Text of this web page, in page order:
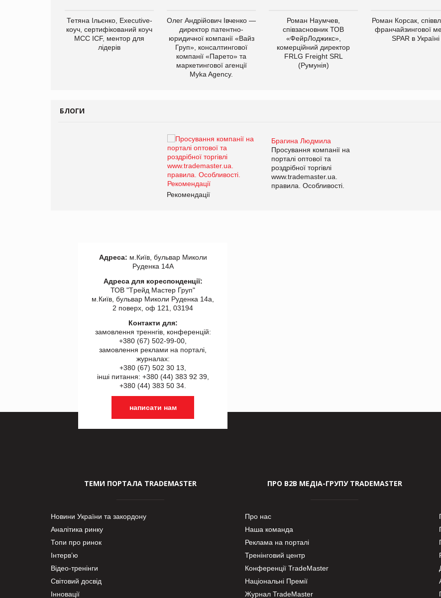
Тетяна Ільєнко, Executive-
коуч, сертифікований коуч
МСС ICF, ментор для
лідерів
Олег Андрійович Івченко —
директор патентно-
юридичної компанії «Вайз
Груп», консалтингової
компанії «Парето» та
маркетингової агенції
Myka Agency.
Роман Наумчев,
співзасновник ТОВ
«ФейрЛоджикс»,
комерційний директор
FRLG Freight SRL
(Румунія)
Роман Корсак,
франчайзингової
SPAR в Україні
БЛОГИ
Брагина Людмила
Просування компанії на
порталі оптової та
роздрібної торгівлі
www.trademaster.ua.
правила. Особливості.
Рекомендації
Адреса: м.Київ, бульвар Миколи
Руденка 14А
Адреса для кореспонденції:
ТОВ "Tрейд Мастер Груп"
м.Київ, бульвар Миколи Руденка 14а,
2 поверх, оф 121, 03194
Контакти для:
замовлення треннгів, конференцій:
+380 (67) 502-99-00,
замовлення реклами на порталі,
журналах:
+380 (67) 502 30 13,
інші питання: +380 (44) 383 92 39,
+380 (44) 383 50 34.
написати нам
ТЕМИ ПОРТАЛА TRADEMASTER
Новини України та закордону
Аналітика ринку
Топи про ринок
Інтерв’ю
Відео-тренінги
Світовий досвід
Інновації
ПРО В2В МЕДІА-ГРУПУ TRADEMASTER
Про нас
Наша команда
Реклама на порталі
Тренінговий центр
Конференції TradeMaster
Національні Премії
Журнал TradeMaster